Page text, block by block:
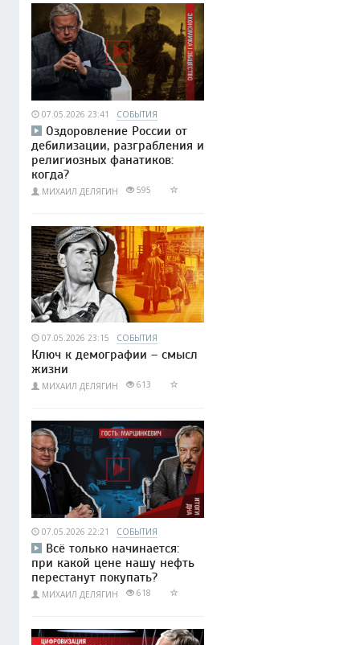
07.05.2026 23:41 СОБЫТИЯ
Оздоровление России от
дебилизации, разграбления и
религиозных фанатиков:
когда?
МИХАИЛ ДЕЛЯГИН 595
07.05.2026 23:15 СОБЫТИЯ
Ключ к демографии – смысл
жизни
МИХАИЛ ДЕЛЯГИН 613
07.05.2026 22:21 СОБЫТИЯ
Всё только начинается:
при какой цене нашу нефть
перестанут покупать?
МИХАИЛ ДЕЛЯГИН 618